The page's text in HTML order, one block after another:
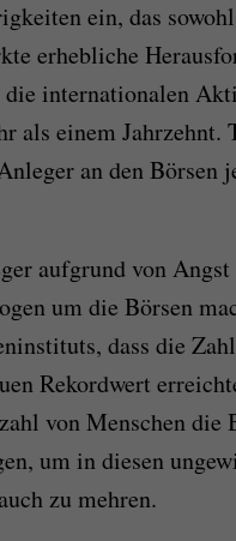
ein, das
erhebliche
internationalen
als einem Jahrzehnt.
an den Börsen
aufgrund von Angst
um die Börsen
dass die
Rekordwert
von Menschen die
um in diesen
zu mehren.